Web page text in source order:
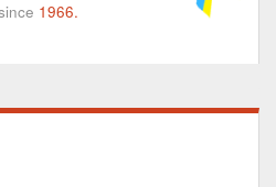
1966.